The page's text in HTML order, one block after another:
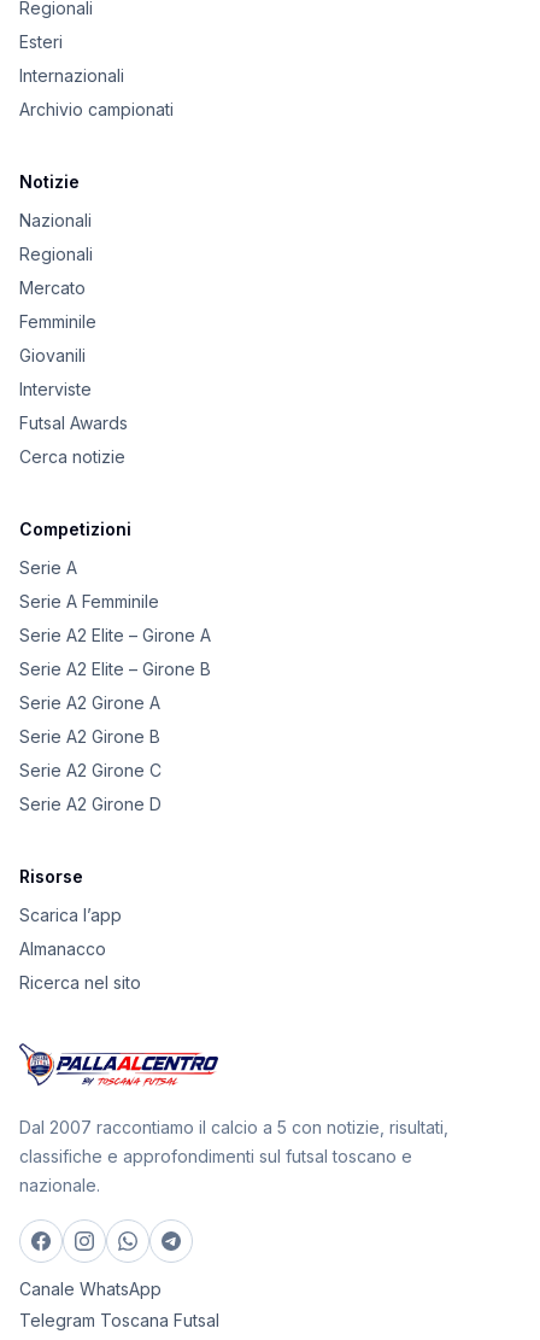
Regionali
Esteri
Internazionali
Archivio campionati
Notizie
Nazionali
Regionali
Mercato
Femminile
Giovanili
Interviste
Futsal Awards
Cerca notizie
Competizioni
Serie A
Serie A Femminile
Serie A2 Elite – Girone A
Serie A2 Elite – Girone B
Serie A2 Girone A
Serie A2 Girone B
Serie A2 Girone C
Serie A2 Girone D
Risorse
Scarica l’app
Almanacco
Ricerca nel sito
Dal 2007 raccontiamo il calcio a 5 con notizie, risultati,
classifiche e approfondimenti sul futsal toscano e
nazionale.
Canale WhatsApp
Telegram Toscana Futsal